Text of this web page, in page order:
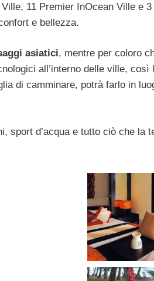
11 Premier InOcean Ville e
e bellezza.
asiatici, mentre per coloro
all’interno delle ville, così
di camminare, potrà farlo in
sport d’acqua e tutto ciò che la